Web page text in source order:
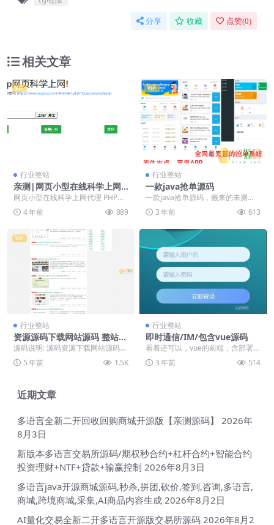
分享 收藏 点赞(0)
相关文章
VIP
行业整站
亲测|网页小型在线科学上网
代理 PHP源码全开源版本源码
下载
网页小型在线科学上网代理 PHP源
码全开源版本 我看了下,通过此代理
网址可以访问...
4 年前 889
VIP
行业整站
一款java抢单源码
一款java抢单源码，搬来的未测
试！
3 年前 613
VIP
行业整站
资源源码下载网站源码 整站打
包【带1200数据】
源码说明: 源码资源下载网站源码
整站打包【带1200数据】+安装教
程 整站wo...
5 年前 1.5K
行业整站
即时通信/IM/包含vue源码
看着还可以，vue的前端，含部署说
明，东西如下图一致:
3 年前 514
近期文章
多语言全新二开回收回购商城开源版【亲测源码】
2026年
8月3日
新版本多语言交易所源码/期权秒合约+杠杆合约+智能合约
投资理财+NTF+贷款+输赢控制 2026年8月3日
多语言java开源商城源码,秒杀,拼团,砍价,签到,咨询,多语言,
商城,跨境商城,采集,AI商品内容生成 2026年8月2日
AI量化交易全新二开多语言开源版交易所源码 2026年8月2